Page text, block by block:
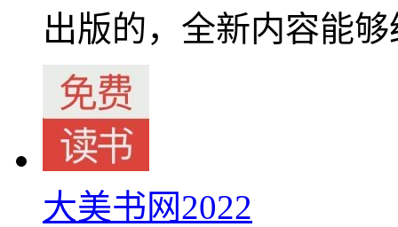
出版的，全新内容能
大美书网2022